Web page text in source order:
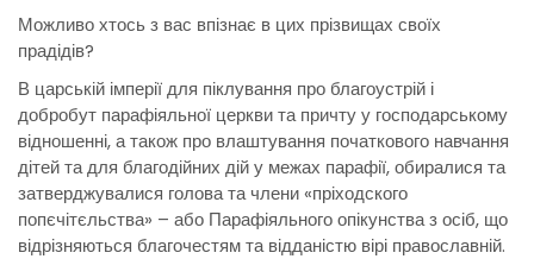
Можливо хтось з вас впізнає в цих прізвищах своїх
прадідів?
В царській імперії для піклування про благоустрій і
добробут парафіяльної церкви та причту у господарському
відношенні, а також про влаштування початкового навчання
дітей та для благодійних дій у межах парафії, обиралися та
затверджувалися голова та члени «пріходского
попєчітєльства» – або Парафіяльного опікунства з осіб, що
відрізняються благочестям та відданістю вірі православній.